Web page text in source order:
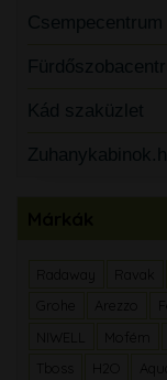
Csempecentrum
Kád szaküzlet
Grohe
Arezzo
Mofém
Tboss
H2O